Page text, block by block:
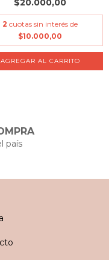
$20.000,00
2 cuotas sin interés de
$10.000,00
país